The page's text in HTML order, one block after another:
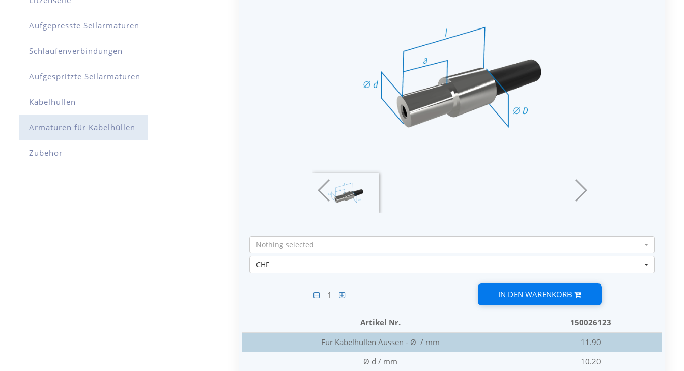
Aufgepresste Seilarmaturen
Schlaufenverbindungen
Aufgespritzte Seilarmaturen
Kabelhüllen
Armaturen für Kabelhüllen
Zubehör
Nothing selected
CHF
1 IN DEN WARENKORB
Artikel Nr.
150026123
Für Kabelhüllen Aussen - Ø / mm
11.90
Ø d / mm
10.20